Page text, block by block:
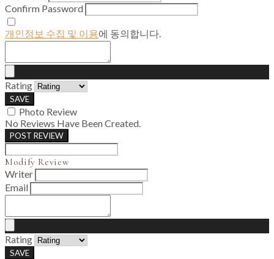
Confirm Password
개인정보 수집 및 이용에 동의합니다.
Rating
SAVE
Photo Review
No Reviews Have Been Created.
POST REVIEW
Modify Review
Writer
Email
Rating
SAVE